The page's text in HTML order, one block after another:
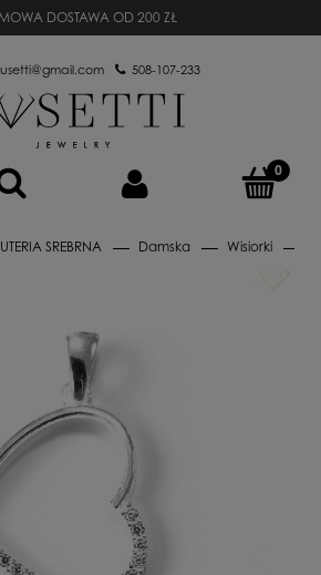
DOSTAWA OD 200 ZŁ
508-107-233
SREBRNA Damska Wisiorki